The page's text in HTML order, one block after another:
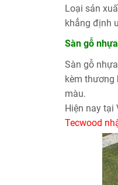
Loại sản
khẳng định
Sàn gỗ
Sàn gỗ
kèm thương
màu.
Hiện nay tại
Tecwood